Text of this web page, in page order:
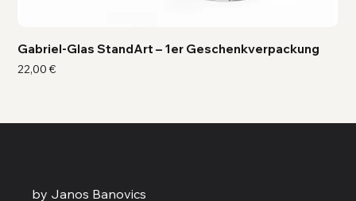
Gabriel-Glas StandArt – 1er Geschenkverpackung
Preis
22,00 €
by Janos Banovics